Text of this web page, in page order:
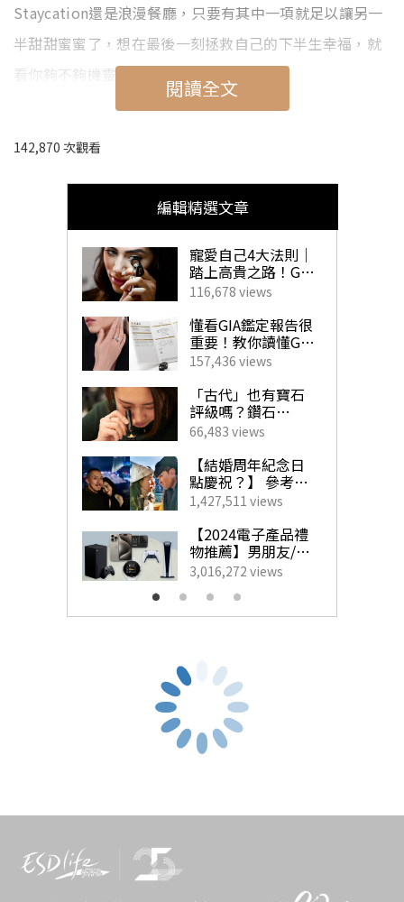
Staycation還是浪漫餐廳，只要有其中一項就足以讓另一
半甜甜蜜蜜了，想在最後一刻拯救自己的下半生幸福，就
看你夠不夠機靈啦！
女朋友生日禮物必備5大驚喜丨女生最愛的
首飾/生日蛋糕/花束/Staycation/餐廳推
快速瀏覽：
#1 女朋友生日禮物靈感丨玫瑰金首飾推介
#2 女朋友生日禮物靈感丨人氣打卡生日蛋糕推介
#3 女朋友生日禮物靈感丨精緻花束禮物
#4 女朋友生日禮物靈感丨浪漫生日Staycation
#5 女朋友生日禮物靈感丨唯美氣氛餐廳
女朋友生日禮物必備5大驚喜丨#1
玫瑰金首飾推介
閱讀全文
142,870 次觀看
編輯精選文章
寵愛自己4大法則｜
踏上高貴之路！GIA
珠寶鑽飾必備指南
116,678 views
懂看GIA鑑定報告很
重要！教你讀懂GIA
4C外的重要訊息！
揀珠寶商如挑對醫
生 挑選心儀寶石不
求人！
157,436 views
「古代」也有寶石
評級嗎？鑽石
「4C」是如何創
立？一文帶你了解
GIA對鑽石鑑定的影
響力！
66,483 views
【結婚周年紀念日
點慶祝？】 參考男
藝人甜蜜慶祝點子
為另一半製造驚
喜！
1,427,511 views
【2024電子產品禮
物推薦】男朋友/老
公最想收到的實用
生日禮物
3,016,272 views